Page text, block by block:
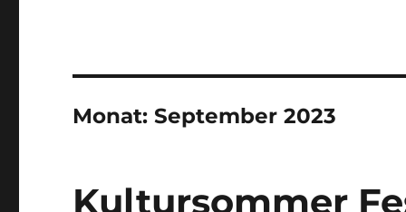
Monat:September 2023
Kultursommer